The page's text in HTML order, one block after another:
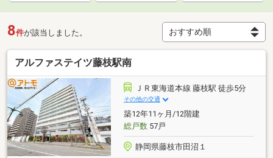
8件が該当しました。
アルファステイツ藤枝駅南
ＪＲ東海道本線 藤枝駅 徒歩5分
その他の交通
築12年11ヶ月/12階建
総戸数57戸
静岡県藤枝市田沼１